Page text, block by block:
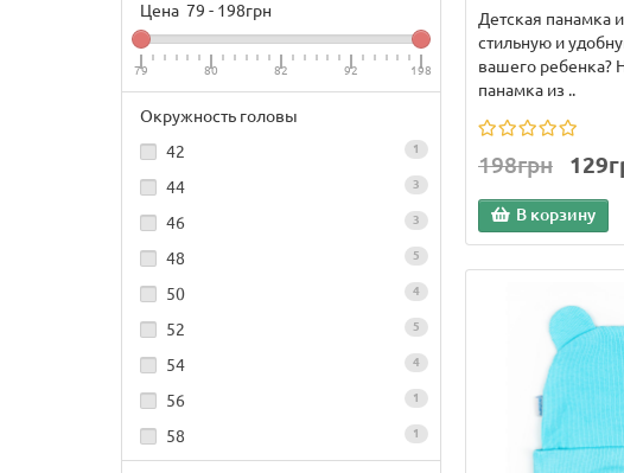
Цена 79 - 198грн
79 80 82 92 198
Окружность головы
42
1
44 3
46 3
48 5
50 4
52 5
54 4
56 1
58 1
Детская панамка
стильную и
вашего ребенка?
панамка из ..
198грн
В корзину